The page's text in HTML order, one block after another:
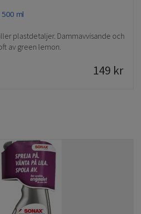
500 ml
plastdetaljer. Dammavvisande och
av green lemon.
149 kr